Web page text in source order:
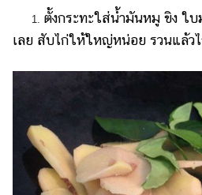
1. ตั้งกระทะใส่น้ำมันหมู ขิง ใ
เลย สับไก่ให้ใหญ่หน่อย รวนแล้วไ